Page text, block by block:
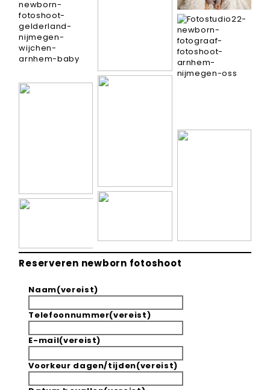
Reserveren newborn fotoshoot
Naam(vereist)
Telefoonnummer(vereist)
E-mail(vereist)
Voorkeur dagen/tijden(vereist)